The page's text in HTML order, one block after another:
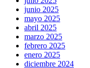
junio 2025
mayo 2025
abril 2025
marzo 2025
febrero 2025
enero 2025
diciembre 2024